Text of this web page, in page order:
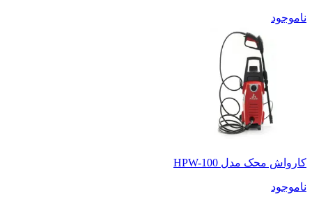
ناموجود
کارواش محک مدل HPW-100
ناموجود